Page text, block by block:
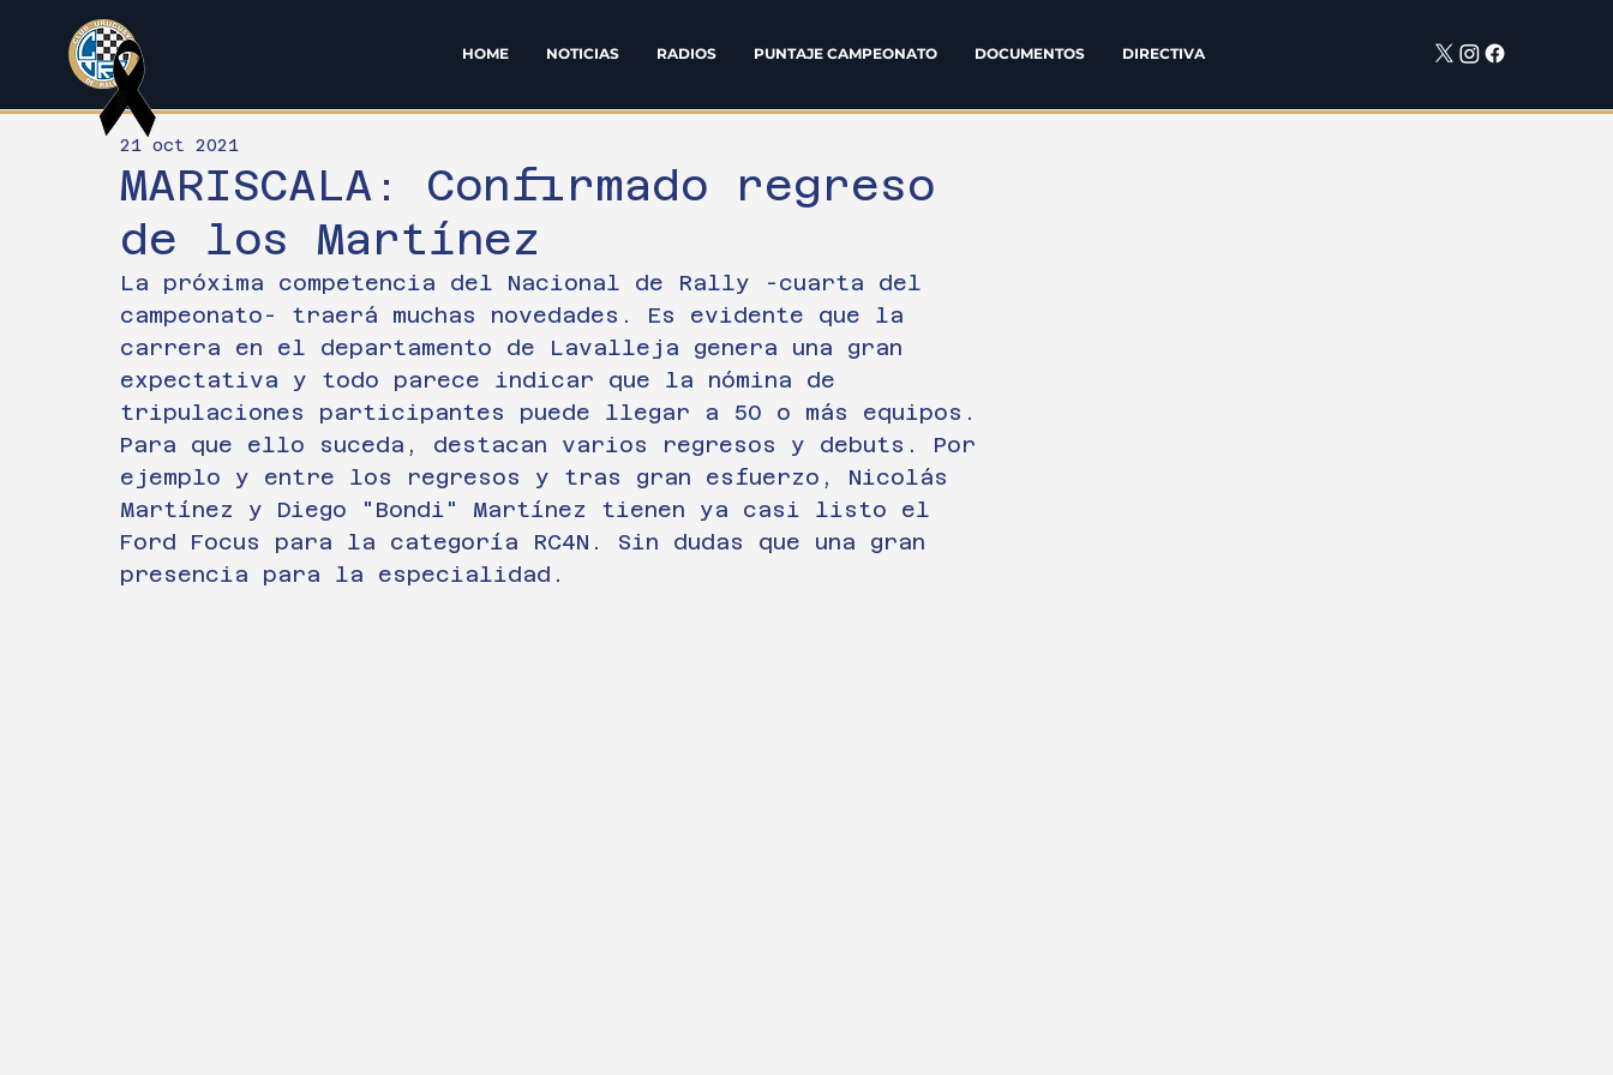
HOME NOTICIAS RADIOS PUNTAJE CAMPEONATO DOCUMENTOS DIRECTIVA
MARISCALA: Confirmado regreso
de los Martínez
21 oct 2021
La próxima competencia del Nacional de Rally -cuarta del
campeonato- traerá muchas novedades. Es evidente que la
carrera en el departamento de Lavalleja genera una gran
expectativa y todo parece indicar que la nómina de
tripulaciones participantes puede llegar a 50 o más equipos.
Para que ello suceda, destacan varios regresos y debuts. Por
ejemplo y entre los regresos y tras gran esfuerzo, Nicolás
Martínez y Diego "Bondi" Martínez tienen ya casi listo el
Ford Focus para la categoría RC4N. Sin dudas que una gran
presencia para la especialidad.